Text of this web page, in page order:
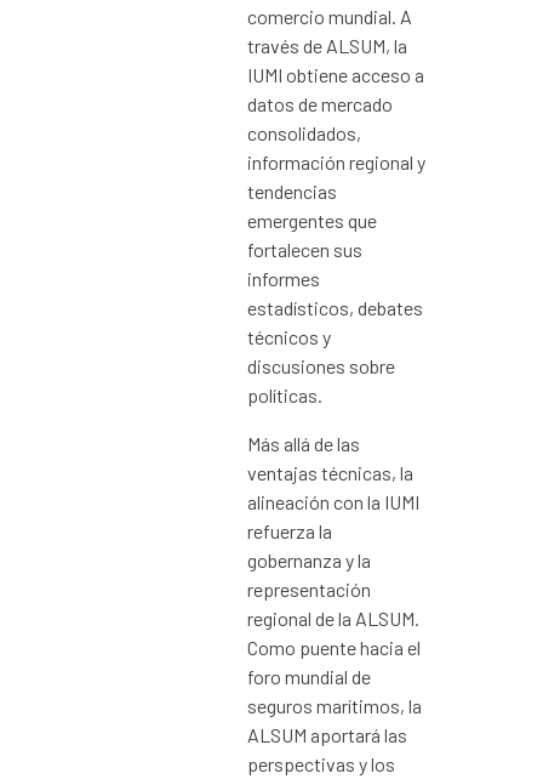
comercio mundial. A
través de ALSUM, la
IUMI obtiene acceso a
datos de mercado
consolidados,
información regional y
tendencias
emergentes que
fortalecen sus
informes
estadísticos, debates
técnicos y
discusiones sobre
políticas.
Más allá de las
ventajas técnicas, la
alineación con la IUMI
refuerza la
gobernanza y la
representación
regional de la ALSUM.
Como puente hacia el
foro mundial de
seguros marítimos, la
ALSUM aportará las
perspectivas y los